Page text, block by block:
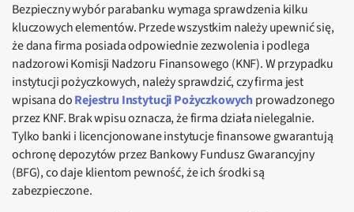
Bezpieczny wybór parabanku wymaga sprawdzenia kilku
kluczowych elementów. Przede wszystkim należy upewnić się,
że dana firma posiada odpowiednie zezwolenia i podlega
nadzorowi Komisji Nadzoru Finansowego (KNF). W przypadku
instytucji pożyczkowych, należy sprawdzić, czy firma jest
wpisana doRejestru Instytucji Pożyczkowychprowadzonego
przez KNF. Brak wpisu oznacza, że firma działa nielegalnie.
Tylko banki i licencjonowane instytucje finansowe gwarantują
ochronę depozytów przez Bankowy Fundusz Gwarancyjny
(BFG), co daje klientom pewność, że ich środki są
zabezpieczone.